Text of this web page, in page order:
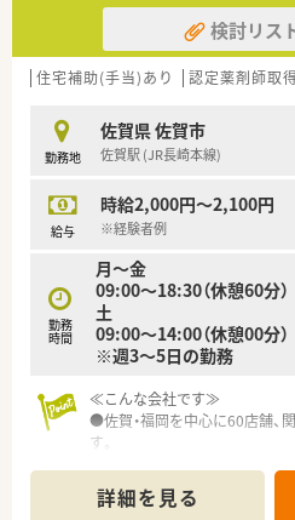
<研修制度充実>
■研修環境が整っており思い
る環境です。（新入社員研修・
ム・各専門分野研修）
■専門認定薬剤師の資格取得支
加の費用を会社で負担していま
検討リス
住宅補助(手当)あり 認定薬剤師取
勤務地
佐賀県 佐賀市
佐賀駅 (JR長崎本線)
給与
時給2,000円～2,100円
※経験者例
勤務
時間
月～金
09:00～18:30（休憩60分）
土
09:00～14:00（休憩00分）
※週3～5日の勤務
≪こんな会社です≫
●佐賀・福岡を中心に60店舗、
す。
キルを高めるにはとても良い
●有給消化率も高くプライベー
詳細を見る